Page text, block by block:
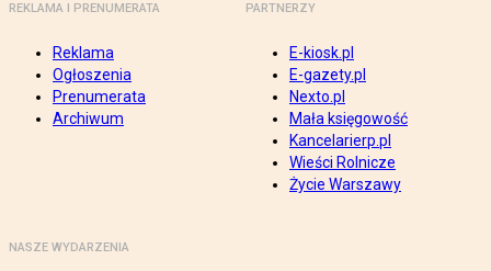
REKLAMA I PRENUMERATA
Reklama
Ogłoszenia
Prenumerata
Archiwum
PARTNERZY
E-kiosk.pl
E-gazety.pl
Nexto.pl
Mała księgowość
Kancelarierp.pl
Wieści Rolnicze
Życie Warszawy
NASZE WYDARZENIA